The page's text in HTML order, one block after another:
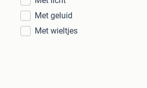
Met geluid
Met wieltjes